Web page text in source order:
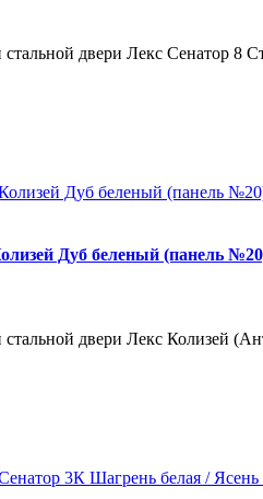
двери Лекс Сенатор 8
Дуб беленый (панель
стальной двери Лекс Колизей